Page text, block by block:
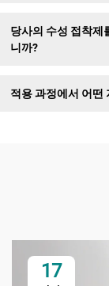
당사의 수성 접착제
니까?
적용 과정에서 어떤
17